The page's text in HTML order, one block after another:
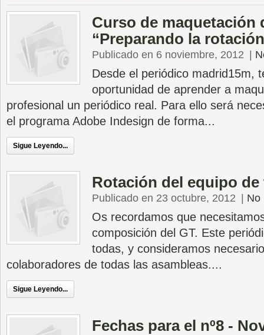
Curso de maquetación
“Preparando la
Publicado en 6 noviembre, 2012
Desde el periódico madrid15m,
oportunidad de aprender a
profesional un periódico real. Para ello será
el programa Adobe Indesign de forma...
Sigue Leyendo...
Rotación del equipo de
Publicado en 23 octubre, 2012 No
Os recordamos que
composición del GT. Este
todas, y consideramos
colaboradores de todas las asambleas....
Sigue Leyendo...
Fechas para el nº8 -